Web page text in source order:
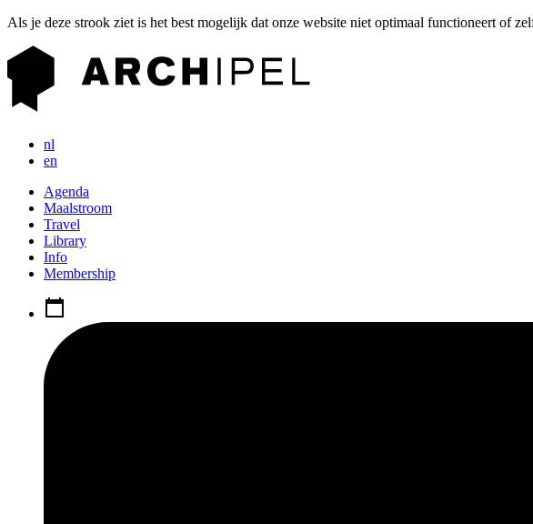
Als je deze strook ziet is het best mogelijk dat onze website niet optimaal functioneert of
nl
en
Agenda
Maalstroom
Travel
Library
Info
Membership